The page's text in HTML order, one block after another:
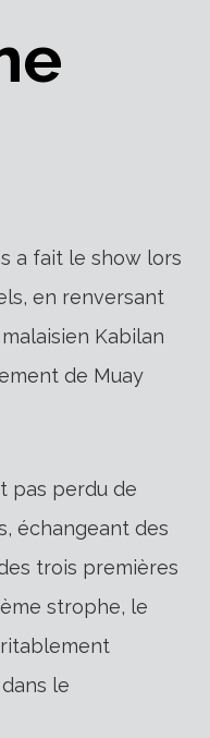
a fait le show lors
en renversant
Kabilan
de Muay
pas perdu de
échangeant des
trois premières
strophe, le
le